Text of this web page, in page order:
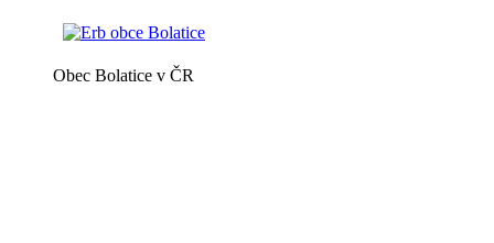
Obec Bolatice v ČR